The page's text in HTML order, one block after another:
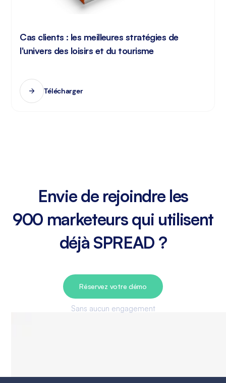
Cas clients : les meilleures stratégies de
l'univers des loisirs et du tourisme
Télécharger
Envie de rejoindre les
900 marketeurs qui utilisent
déjà SPREAD ?
Réservez votre démo
Sans aucun engagement